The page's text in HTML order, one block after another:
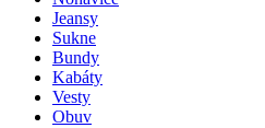
Jeansy
Sukne
Bundy
Kabáty
Vesty
Obuv